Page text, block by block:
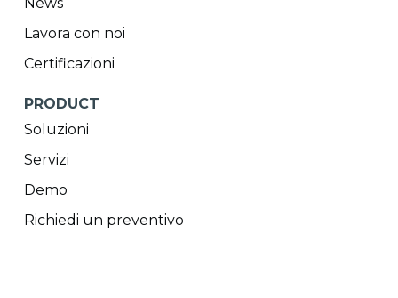
Lavora con noi
Certificazioni
PRODUCT
Soluzioni
Servizi
Demo
Richiedi un preventivo